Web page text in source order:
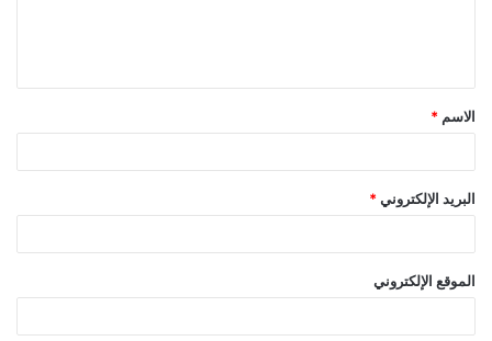
ق
*
الاسم *
البريد الإلكتروني *
الموقع الإلكتروني